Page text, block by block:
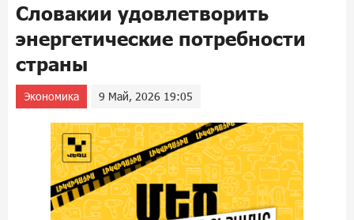
Словакии удовлетворить
энергетические потребности
страны
Экономика 9 Май, 2026 19:05